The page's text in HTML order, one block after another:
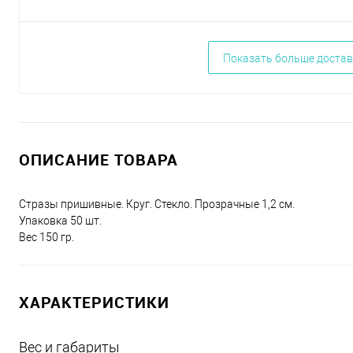
Показать больше
ОПИСАНИЕ ТОВАРА
Стразы пришивные. Круг. Стекло. Прозрачные 1,2 см.
Упаковка 50 шт.
Вес 150 гр.
ХАРАКТЕРИСТИКИ
Вес и габариты